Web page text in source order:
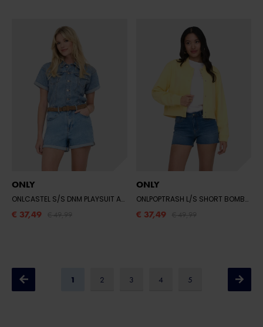
ONLY
ONLCASTEL S/S DNM PLAYSUIT AZG NOOS - LIGHT BLUE DENIM
€ 37,49
ONLY
ONLPOPTRASH L/S SHORT BOMBER PNT
€ 37,49
1 2 3 4 5